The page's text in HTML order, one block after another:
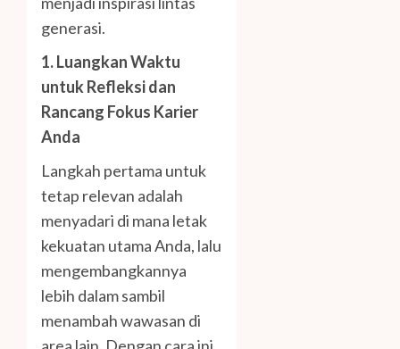
generasi.
1. Luangkan Waktu
untuk Refleksi dan
Rancang Fokus Karier
Anda
Langkah pertama untuk
tetap relevan adalah
menyadari di mana letak
kekuatan utama Anda, lalu
mengembangkannya
lebih dalam sambil
menambah wawasan di